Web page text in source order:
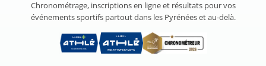
Chronométrage, inscriptions en ligne et résultats pour vos
événements sportifs partout dans les Pyrénées et au-delà.